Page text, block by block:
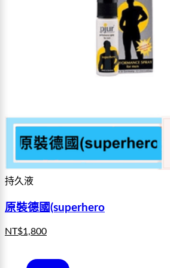
持久液
原裝德國(superhero
NT$1,800